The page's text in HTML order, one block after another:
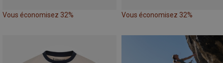
Vous économisez 32% Vous économisez 32%